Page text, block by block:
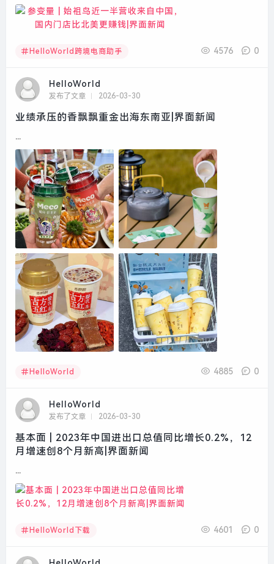
HelloWorld跨境电商助手 4576 0
HelloWorld
发布了文章 2026-03-30
业绩承压的香飘飘重金出海东南亚|界面新闻
...
HelloWorld 4885 0
HelloWorld
发布了文章 2026-03-30
基本面 | 2023年中国进出口总值同比增长0.2%，12
月增速创8个月新高|界面新闻
...
HelloWorld下载 4601 0